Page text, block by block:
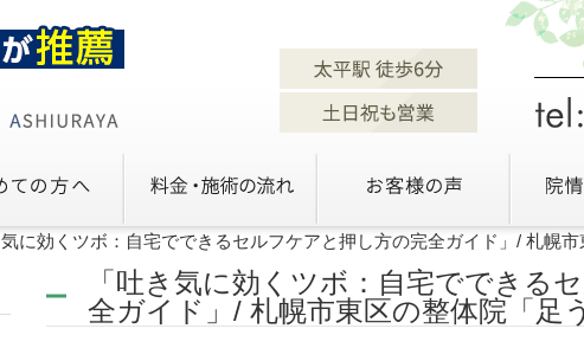
気に効くツボ：自宅でできるセルフケアと押し方の完全ガイド」/ 札幌
「吐き気に効くツボ：自宅でできる
全ガイド」/ 札幌市東区の整体院「足